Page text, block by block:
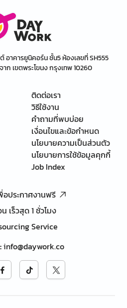
อาคารยูนิคอร์น ชั้น5 ห้องเลขที่ SH555
ก เขตพระโขนง กรุงเทพ 10260
ติดต่อเรา
วิธีใช้งาน
คำถามที่พบบ่อย
เงื่อนไขและข้อกำหนด
นโยบายความเป็นส่วนตัว
นโยบายการใช้ข้อมูลคุกกี้
Job Index
อประกาศงานฟรี
เร็วสุด 1 ชั่วโมง
Service
:info@daywork.co